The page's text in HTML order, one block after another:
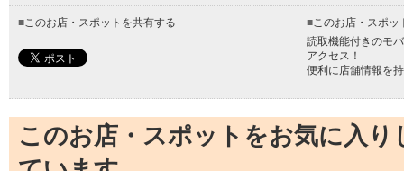
■このお店・スポットを共有する ■このお店・スポッ
読取機能付きのモ
アクセス！
便利に店舗情報を
このお店・スポットをお気に入